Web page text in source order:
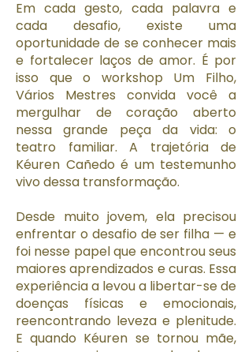
Em cada gesto, cada palavra e
cada desafio, existe uma
oportunidade de se conhecer mais
e fortalecer laços de amor. É por
isso que o workshop Um Filho,
Vários Mestres convida você a
mergulhar de coração aberto
nessa grande peça da vida: o
teatro familiar. A trajetória de
Kéuren Cañedo é um testemunho
vivo dessa transformação.
Desde muito jovem, ela precisou
enfrentar o desafio de ser filha — e
foi nesse papel que encontrou seus
maiores aprendizados e curas. Essa
experiência a levou a libertar-se de
doenças físicas e emocionais,
reencontrando leveza e plenitude.
E quando Kéuren se tornou mãe,